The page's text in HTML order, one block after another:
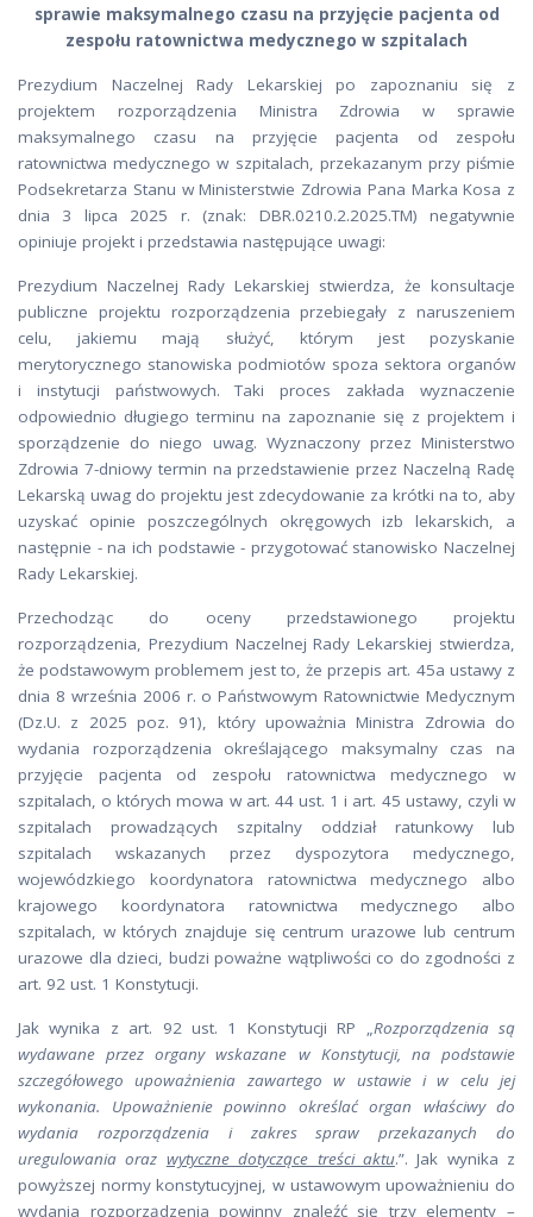
sprawie maksymalnego czasu na przyjęcie pacjenta od
zespołu ratownictwa medycznego w szpitalach
Prezydium Naczelnej Rady Lekarskiej po zapoznaniu się z
projektem rozporządzenia Ministra Zdrowia w sprawie
maksymalnego czasu na przyjęcie pacjenta od zespołu
ratownictwa medycznego w szpitalach, przekazanym przy piśmie
Podsekretarza Stanu w Ministerstwie Zdrowia Pana Marka Kosa z
dnia 3 lipca 2025 r. (znak: DBR.0210.2.2025.TM) negatywnie
opiniuje projekt i przedstawia następujące uwagi:
Prezydium Naczelnej Rady Lekarskiej stwierdza, że konsultacje
publiczne projektu rozporządzenia przebiegały z naruszeniem
celu, jakiemu mają służyć, którym jest pozyskanie
merytorycznego stanowiska podmiotów spoza sektora organów
i instytucji państwowych. Taki proces zakłada wyznaczenie
odpowiednio długiego terminu na zapoznanie się z projektem i
sporządzenie do niego uwag. Wyznaczony przez Ministerstwo
Zdrowia 7-dniowy termin na przedstawienie przez Naczelną Radę
Lekarską uwag do projektu jest zdecydowanie za krótki na to, aby
uzyskać opinie poszczególnych okręgowych izb lekarskich, a
następnie - na ich podstawie - przygotować stanowisko Naczelnej
Rady Lekarskiej.
Przechodząc do oceny przedstawionego projektu
rozporządzenia, Prezydium Naczelnej Rady Lekarskiej stwierdza,
że podstawowym problemem jest to, że przepis art. 45a ustawy z
dnia 8 września 2006 r. o Państwowym Ratownictwie Medycznym
(Dz.U. z 2025 poz. 91), który upoważnia Ministra Zdrowia do
wydania rozporządzenia określającego maksymalny czas na
przyjęcie pacjenta od zespołu ratownictwa medycznego w
szpitalach, o których mowa w art. 44 ust. 1 i art. 45 ustawy, czyli w
szpitalach prowadzących szpitalny oddział ratunkowy lub
szpitalach wskazanych przez dyspozytora medycznego,
wojewódzkiego koordynatora ratownictwa medycznego albo
krajowego koordynatora ratownictwa medycznego albo
szpitalach, w których znajduje się centrum urazowe lub centrum
urazowe dla dzieci, budzi poważne wątpliwości co do zgodności z
art. 92 ust. 1 Konstytucji.
Jak wynika z art. 92 ust. 1 Konstytucji RP „Rozporządzenia są
wydawane przez organy wskazane w Konstytucji, na podstawie
szczegółowego upoważnienia zawartego w ustawie i w celu jej
wykonania. Upoważnienie powinno określać organ właściwy do
wydania rozporządzenia i zakres spraw przekazanych do
uregulowania oraz wytyczne dotyczące treści aktu.”. Jak wynika z
powyższej normy konstytucyjnej, w ustawowym upoważnieniu do
wydania rozporządzenia powinny znaleźć się trzy elementy –